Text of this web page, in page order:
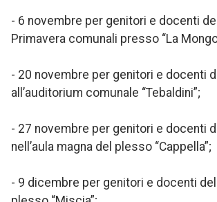
- 6 novembre per genitori e docenti
Primavera comunali presso “La
- 20 novembre per genitori e docenti
all’auditorium comunale “Tebaldini”;
- 27 novembre per genitori e docenti
nell’aula magna del plesso “Cappella”;
- 9 dicembre per genitori e docenti